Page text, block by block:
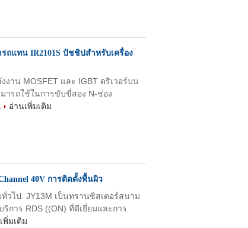
ถแทน IR2101S ปัชชิปสําหรับเครื่อง
าน MOSFET และ IGBT ดริเวอร์บน
ารถใช้ในการขับขี่สอง N-ช่อง
อ่านเพิ่มเติม
40V การติดตั้งพื้นผิว
วไป: JY13M เป็นทรานซิสเตอร์สนาม
การ RDS ((ON) ที่ดีเยี่ยมและการ
พิ่มเติม